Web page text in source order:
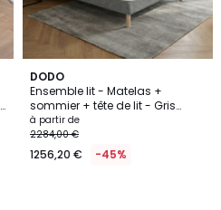
DODO
Ensemble lit - Matelas +
sommier + tête de lit - Gris
PLÉNITUDE
à partir de
2284,00 €
1256,20 € -45%